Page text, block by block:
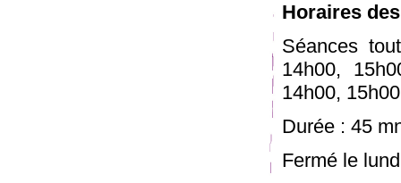
Horaires
Séances
14h00,
14h00,
Durée : 45
Fermé le